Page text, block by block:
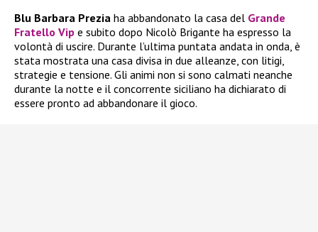
Blu Barbara Prezia ha abbandonato la casa del Grande
Fratello Vip e subito dopo Nicolò Brigante ha espresso la
volontà di uscire. Durante l’ultima puntata andata in onda, è
stata mostrata una casa divisa in due alleanze, con litigi,
strategie e tensione. Gli animi non si sono calmati neanche
durante la notte e il concorrente siciliano ha dichiarato di
essere pronto ad abbandonare il gioco.